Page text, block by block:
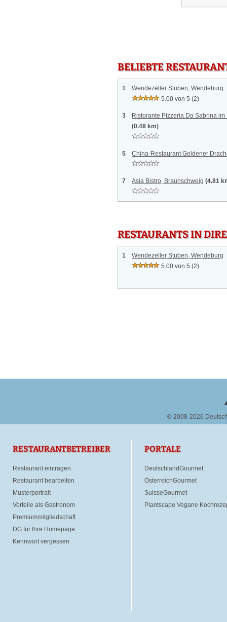
BELIEBTE
1
Wendezeller Stuben, Wendeburg
5.00 von 5 (2)
3
Ristorante Pizzeria Da Sabrina
(0.48 km)
5 China-Restaurant Goldener
7 Asia Bistro, Braunschweig (4.81
RESTAURANTS IN
1
Wendezeller Stuben, Wendeburg
5.00 von 5 (2)
© 2008-2026
RESTAURANTBETREIBER
Restaurant eintragen
Restaurant bearbeiten
Musterportrait
Vorteile als Gastronom
Premiummitgliedschaft
DG für Ihre Homepage
Kennwort vergessen
PORTALE
DeutschlandGourmet
ÖsterreichGourmet
SuisseGourmet
Plantscape Vegane